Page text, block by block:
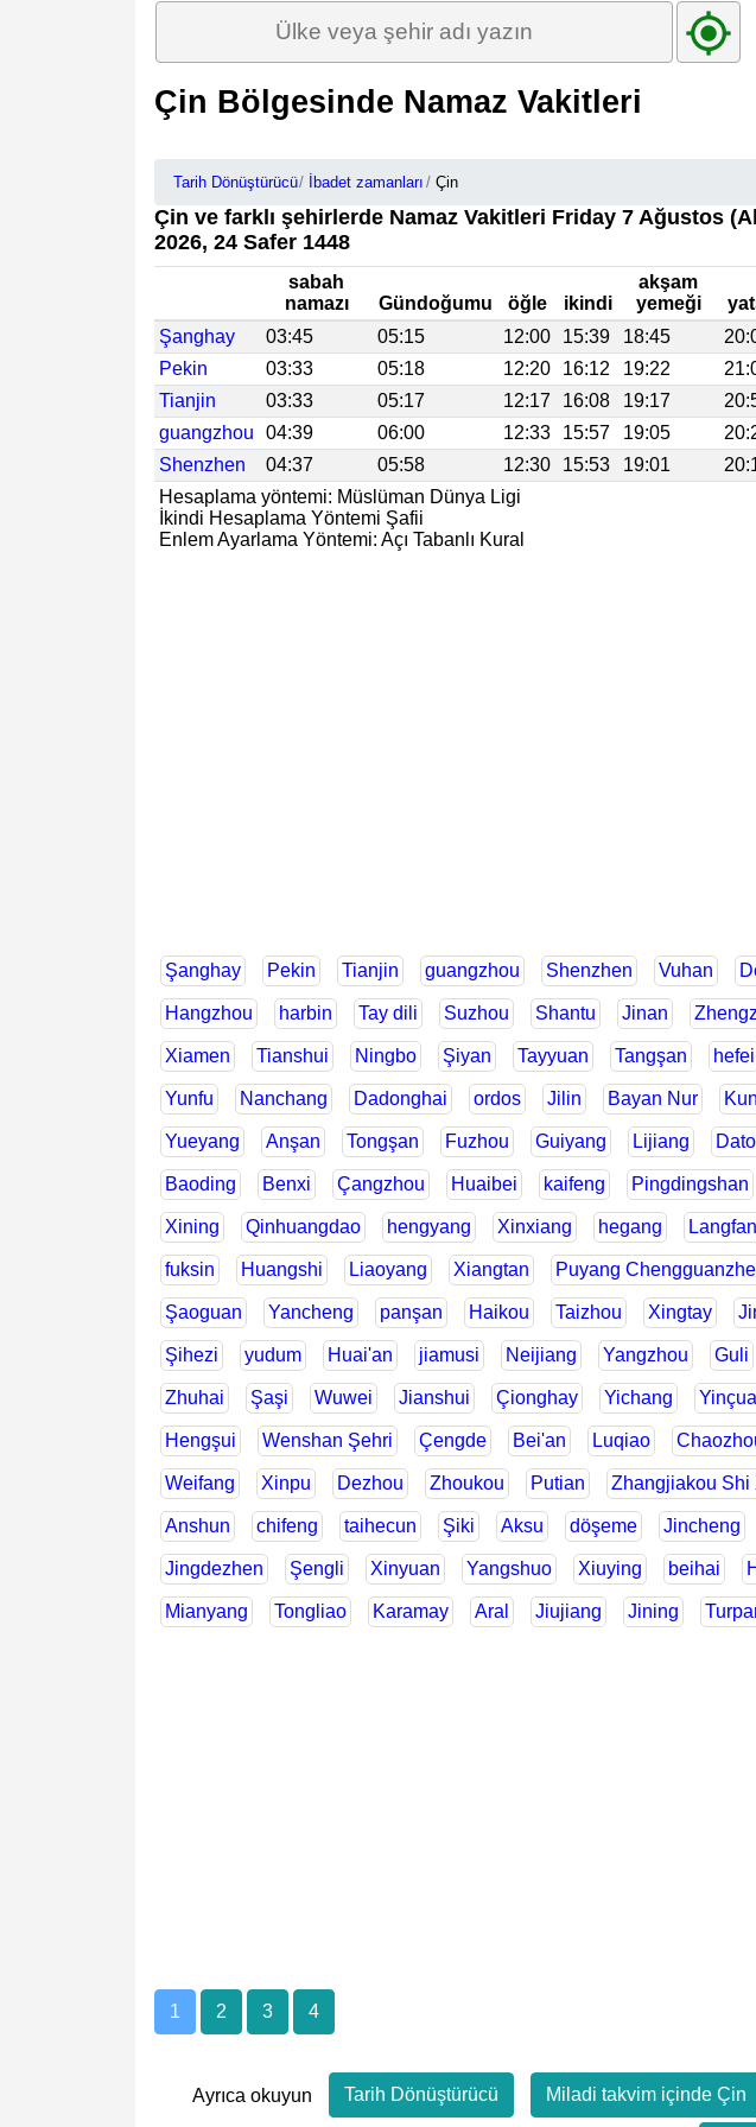
Çin Bölgesinde Namaz Vakitleri
Tarih Dönüştürücü İbadet zamanları Çin
Çin ve farklı şehirlerde Namaz Vakitleri Friday 7 Ağustos
2026, 24 Safer 1448
sabah
namazı
Gündoğumu öğle ikindi
akşam
yemeği
Şanghay
03:45 05:15 12:00 15:39 18:45
Pekin
03:33 05:18 12:20 16:12 19:22
Tianjin
03:33 05:17 12:17 16:08 19:17
guangzhou
04:39 06:00 12:33 15:57 19:05
Shenzhen
04:37 05:58 12:30 15:53 19:01
Hesaplama yöntemi: Müslüman Dünya Ligi
İkindi Hesaplama Yöntemi Şafii
Enlem Ayarlama Yöntemi: Açı Tabanlı Kural
Şanghay Pekin Tianjin guangzhou Shenzhen Vuhan
Hangzhou harbin Tay dili Suzhou Shantu Jinan
Xiamen Tianshui Ningbo Şiyan Tayyuan Tangşan hefei
Yunfu Nanchang Dadonghai ordos Jilin Bayan Nur
Yueyang Anşan Tongşan Fuzhou Guiyang Lijiang
Baoding Benxi Çangzhou Huaibei kaifeng Pingdingshan
Xining Qinhuangdao hengyang Xinxiang hegang
fuksin Huangshi Liaoyang Xiangtan Puyang
Şaoguan Yancheng panşan Haikou Taizhou Xingtay
Şihezi yudum Huai'an jiamusi Neijiang Yangzhou Guli
Zhuhai Şaşi Wuwei Jianshui Çionghay Yichang
Hengşui Wenshan Şehri Çengde Bei'an Luqiao
Weifang Xinpu Dezhou Zhoukou Putian Zhangjiakou Shi
Anshun chifeng taihecun Şiki Aksu döşeme Jincheng
Jingdezhen Şengli Xinyuan Yangshuo Xiuying beihai
Mianyang Tongliao Karamay Aral Jiujiang Jining
1 2 3 4
Ayrıca okuyun Tarih Dönüştürücü Miladi takvim içinde Çin